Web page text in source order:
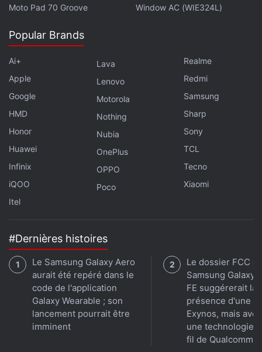
Moto Pad 70 Groove
Window AC (WIE324L)
Popular Brands
Ai+
Apple
Google
HMD
Honor
Huawei
Infinix
iQOO
Itel
Lava
Lenovo
Motorola
Nothing
Nubia
OnePlus
OPPO
Poco
Realme
Redmi
Samsung
Sharp
Sony
TCL
Tecno
Xiaomi
#Dernières histoires
Le Samsung Galaxy Aero
aurait été repéré dans le
code de l'application
Galaxy Wearable ; son
lancement pourrait être
imminent
Le dossier FCC
Samsung Galaxy
FE suggérerait la
présence d'une
Exynos, mais avec
une technologie
fil de Qualcomm